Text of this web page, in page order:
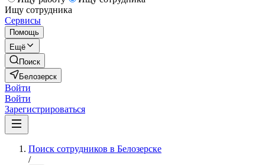
Ищу сотрудника
Сервисы
Помощь
Ещё
Поиск
Белозерск
Войти
Войти
Зарегистрироваться
Поиск сотрудников в Белозерске
/